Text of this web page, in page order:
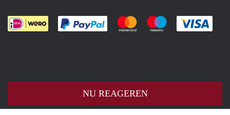
NU REAGEREN
Je rekent gemakkelijk af met Paypal
Je rekent gemakkelijk af met
Je rekent